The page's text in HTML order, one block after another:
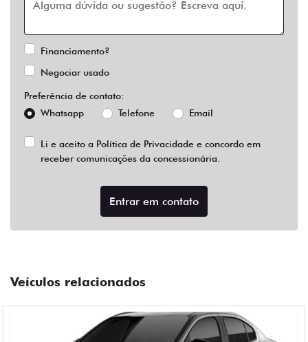
Financiamento?
Negociar usado
Preferência de contato:
Whatsapp
Telefone Email
Li e aceito a Política de Privacidade e concordo em
receber comunicações da concessionária.
Entrar em contato
Veículos relacionados